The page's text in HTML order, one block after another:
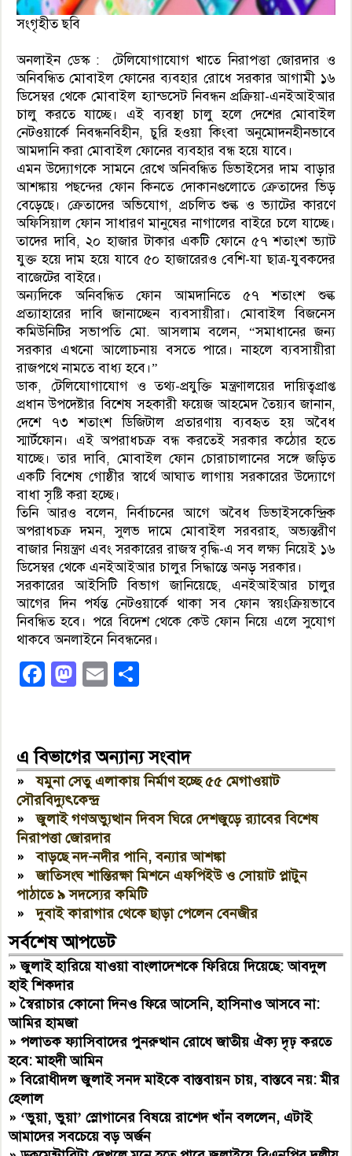
সংগৃহীত ছবি
অনলাইন ডেস্ক : টেলিযোগাযোগ খাতে নিরাপত্তা জোরদার ও
অনিবন্ধিত মোবাইল ফোনের ব্যবহার রোধে সরকার আগামী ১৬
ডিসেম্বর থেকে মোবাইল হ্যান্ডসেট নিবন্ধন প্রক্রিয়া-এনইআইআর
চালু করতে যাচ্ছে। এই ব্যবস্থা চালু হলে দেশের মোবাইল
নেটওয়ার্কে নিবন্ধনবিহীন, চুরি হওয়া কিংবা অনুমোদনহীনভাবে
আমদানি করা মোবাইল ফোনের ব্যবহার বন্ধ হয়ে যাবে।
এমন উদ্যোগকে সামনে রেখে অনিবন্ধিত ডিভাইসের দাম বাড়ার
আশঙ্কায় পছন্দের ফোন কিনতে দোকানগুলোতে ক্রেতাদের ভিড়
বেড়েছে। ক্রেতাদের অভিযোগ, প্রচলিত শুল্ক ও ভ্যাটের কারণে
অফিসিয়াল ফোন সাধারণ মানুষের নাগালের বাইরে চলে যাচ্ছে।
তাদের দাবি, ২০ হাজার টাকার একটি ফোনে ৫৭ শতাংশ ভ্যাট
যুক্ত হয়ে দাম হয়ে যাবে ৫০ হাজারেরও বেশি-যা ছাত্র-যুবকদের
বাজেটের বাইরে।
অন্যদিকে অনিবন্ধিত ফোন আমদানিতে ৫৭ শতাংশ শুল্ক
প্রত্যাহারের দাবি জানাচ্ছেন ব্যবসায়ীরা। মোবাইল বিজনেস
কমিউনিটির সভাপতি মো. আসলাম বলেন, “সমাধানের জন্য
সরকার এখনো আলোচনায় বসতে পারে। নাহলে ব্যবসায়ীরা
রাজপথে নামতে বাধ্য হবে।”
ডাক, টেলিযোগাযোগ ও তথ্য-প্রযুক্তি মন্ত্রণালয়ের দায়িত্বপ্রাপ্ত
প্রধান উপদেষ্টার বিশেষ সহকারী ফয়েজ আহমেদ তৈয়্যব জানান,
দেশে ৭৩ শতাংশ ডিজিটাল প্রতারণায় ব্যবহৃত হয় অবৈধ
স্মার্টফোন। এই অপরাধচক্র বন্ধ করতেই সরকার কঠোর হতে
যাচ্ছে। তার দাবি, মোবাইল ফোন চোরাচালানের সঙ্গে জড়িত
একটি বিশেষ গোষ্ঠীর স্বার্থে আঘাত লাগায় সরকারের উদ্যোগে
বাধা সৃষ্টি করা হচ্ছে।
তিনি আরও বলেন, নির্বাচনের আগে অবৈধ ডিভাইসকেন্দ্রিক
অপরাধচক্র দমন, সুলভ দামে মোবাইল সরবরাহ, অভ্যন্তরীণ
বাজার নিয়ন্ত্রণ এবং সরকারের রাজস্ব বৃদ্ধি-এ সব লক্ষ্য নিয়েই ১৬
ডিসেম্বর থেকে এনইআইআর চালুর সিদ্ধান্তে অনড় সরকার।
সরকারের আইসিটি বিভাগ জানিয়েছে, এনইআইআর চালুর
আগের দিন পর্যন্ত নেটওয়ার্কে থাকা সব ফোন স্বয়ংক্রিয়ভাবে
নিবন্ধিত হবে। পরে বিদেশ থেকে কেউ ফোন নিয়ে এলে সুযোগ
থাকবে অনলাইনে নিবন্ধনের।
Facebook
Mastodon
Email
এ বিভাগের অন্যান্য সংবাদ
»যমুনা সেতু এলাকায় নির্মাণ হচ্ছে ৫৫ মেগাওয়াট
সৌরবিদ্যুৎকেন্দ্র
»জুলাই গণঅভ্যুত্থান দিবস ঘিরে দেশজুড়ে র‌্যাবের বিশেষ
নিরাপত্তা জোরদার
»বাড়ছে নদ-নদীর পানি, বন্যার আশঙ্কা
»জাতিসংঘ শান্তিরক্ষা মিশনে এফপিইউ ও সোয়াট প্লাটুন
পাঠাতে ৯ সদস্যের কমিটি
»দুবাই কারাগার থেকে ছাড়া পেলেন বেনজীর
সর্বশেষ আপডেট
»জুলাই হারিয়ে যাওয়া বাংলাদেশকে ফিরিয়ে দিয়েছে: আবদুল
হাই শিকদার
»স্বৈরাচার কোনো দিনও ফিরে আসেনি, হাসিনাও আসবে না:
আমির হামজা
»পলাতক ফ্যাসিবাদের পুনরুত্থান রোধে জাতীয় ঐক্য দৃঢ় করতে
হবে: মাহদী আমিন
»বিরোধীদল জুলাই সনদ মাইকে বাস্তবায়ন চায়, বাস্তবে নয়: মীর
হেলাল
» ‘ভুয়া, ভুয়া’ স্লোগানের বিষয়ে রাশেদ খাঁন বললেন, এটাই
আমাদের সবচেয়ে বড় অর্জন